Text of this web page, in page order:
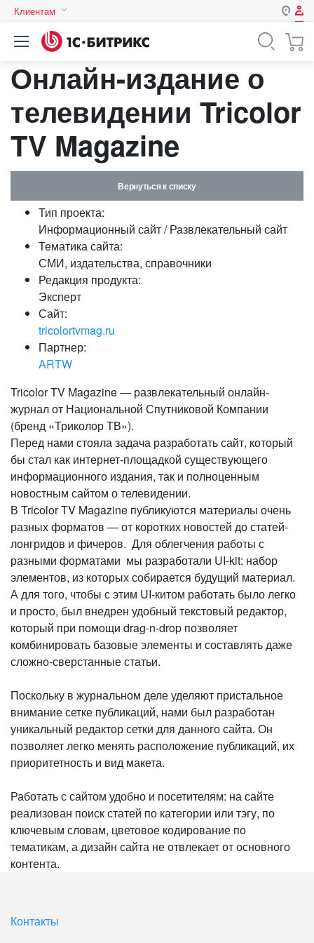
Клиентам
Казахстан
Авторизация
Логин
Пароль
Запомнить меня на этом
Забыли свой пароль?
Онлайн-издание о
телевидении Tricolor
TV Magazine
Вернуться к списку
Тип проекта:
Информационный сайт / Развлекательный сайт
Тематика сайта:
СМИ, издательства, справочники
Редакция продукта:
Эксперт
Сайт:
tricolortvmag.ru
Партнер:
ARTW
Tricolor TV Magazine — развлекательный онлайн-
журнал от Национальной Спутниковой Компании
(бренд «Триколор ТВ»).
Перед нами стояла задача разработать сайт, который
бы стал как интернет-площадкой существующего
информационного издания, так и полноценным
новостным сайтом о телевидении.
В Tricolor TV Magazine публикуются материалы очень
разных форматов — от коротких новостей до статей-
лонгридов и фичеров. Для облегчения работы с
разными форматами мы разработали UI-kit: набор
элементов, из которых собирается будущий материал.
А для того, чтобы с этим UI-китом работать было легко
и просто, был внедрен удобный текстовый редактор,
который при помощи drag-n-drop позволяет
комбинировать базовые элементы и составлять даже
сложно-сверстанные статьи.
Поскольку в журнальном деле уделяют пристальное
внимание сетке публикаций, нами был разработан
уникальный редактор сетки для данного сайта. Он
позволяет легко менять расположение публикаций, их
приоритетность и вид макета.
Работать с сайтом удобно и посетителям: на сайте
реализован поиск статей по категории или тэгу, по
ключевым словам, цветовое кодирование по
тематикам, а дизайн сайта не отвлекает от основного
контента.
Контакты